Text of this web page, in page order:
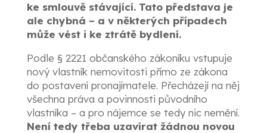
ke smlouvě stávající. Tato představa je
ale chybná – a v některých případech
může vést i ke ztrátě bydlení.
Podle § 2221 občanského zákoníku vstupuje
nový vlastník nemovitosti přímo ze zákona
do postavení pronajímatele. Přecházejí na něj
všechna práva a povinnosti původního
vlastníka – a pro nájemce se tedy nic nemění.
Není tedy třeba uzavírat žádnou novou